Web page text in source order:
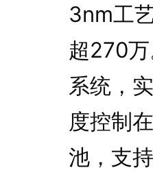
3nm工
超270
系统，
度控制
池，支